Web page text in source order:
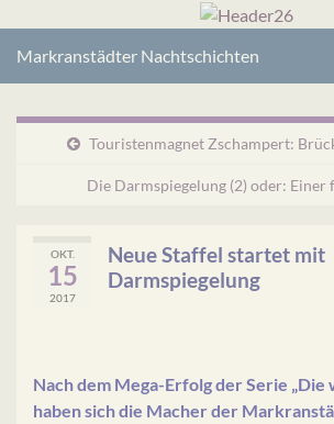
Markranstädter Nachtschichten
Touristenmagnet Zschampert:
Die Darmspiegelung (2) oder: Einer
OKT.
15
2017
Neue Staffel startet mit
Darmspiegelung
Nach dem Mega-Erfolg der Serie „Die
haben sich die Macher der